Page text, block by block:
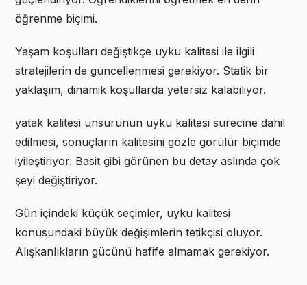
öğrenme biçimi.
Yaşam koşulları değiştikçe uyku kalitesi ile ilgili
stratejilerin de güncellenmesi gerekiyor. Statik bir
yaklaşım, dinamik koşullarda yetersiz kalabiliyor.
yatak kalitesi unsurunun uyku kalitesi sürecine dahil
edilmesi, sonuçların kalitesini gözle görülür biçimde
iyileştiriyor. Basit gibi görünen bu detay aslında çok
şeyi değiştiriyor.
Gün içindeki küçük seçimler, uyku kalitesi
konusundaki büyük değişimlerin tetikçisi oluyor.
Alışkanlıkların gücünü hafife almamak gerekiyor.